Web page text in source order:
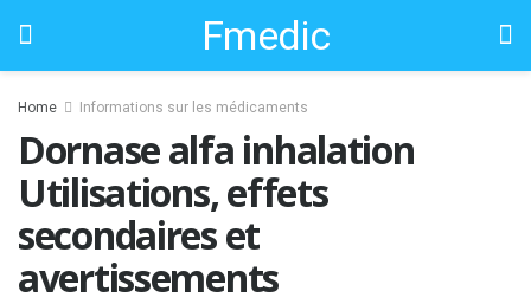
Fmedic
Home Informations sur les médicaments
Dornase alfa inhalation
Utilisations, effets
secondaires et
avertissements